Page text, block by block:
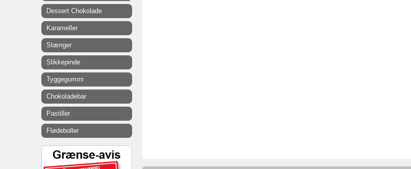
Dessert Chokolade
Karameller
Stænger
Slikkepinde
Tyggegummi
Chokoladebar
Pastiller
Flødeboller